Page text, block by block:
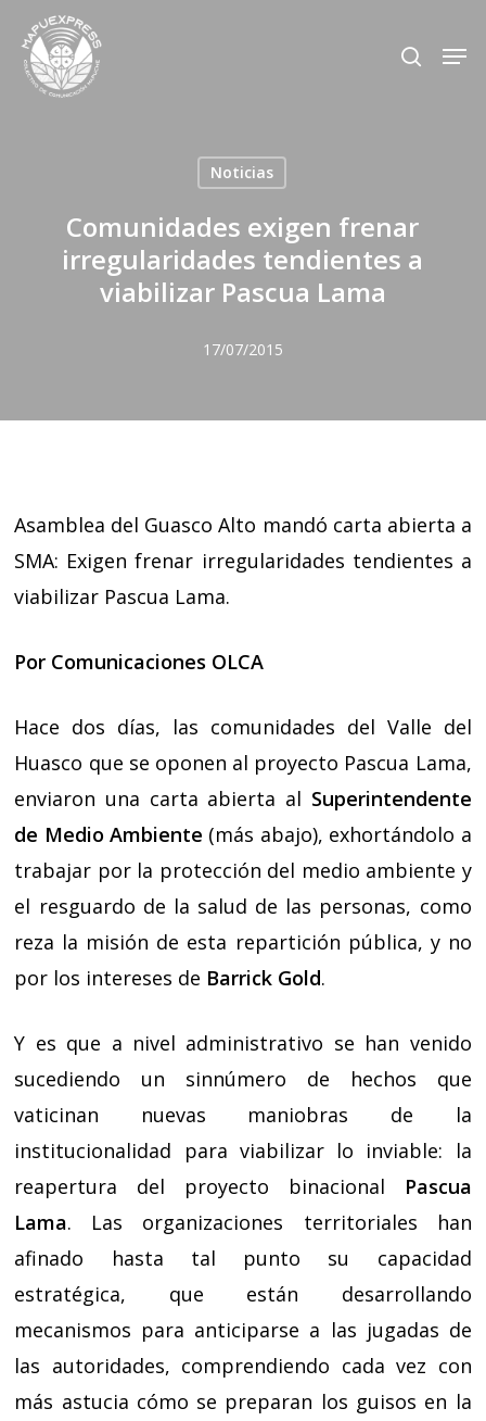
main
search
Noticias
Comunidades exigen frenar
irregularidades tendientes a
viabilizar Pascua Lama
17/07/2015
Asamblea del Guasco Alto mandó carta abierta a
SMA: Exigen frenar irregularidades tendientes a
viabilizar Pascua Lama.
Por Comunicaciones OLCA
Hace dos días, las comunidades del Valle del
Huasco que se oponen al proyecto Pascua Lama,
enviaron una carta abierta al Superintendente
de Medio Ambiente (más abajo), exhortándolo a
trabajar por la protección del medio ambiente y
el resguardo de la salud de las personas, como
reza la misión de esta repartición pública, y no
por los intereses de Barrick Gold.
Y es que a nivel administrativo se han venido
sucediendo un sinnúmero de hechos que
vaticinan nuevas maniobras de la
institucionalidad para viabilizar lo inviable: la
reapertura del proyecto binacional
Pascua
Lama. Las organizaciones territoriales han
afinado hasta tal punto su capacidad
estratégica, que están desarrollando
mecanismos para anticiparse a las jugadas de
las autoridades, comprendiendo cada vez con
más astucia cómo se preparan los guisos en la
Close